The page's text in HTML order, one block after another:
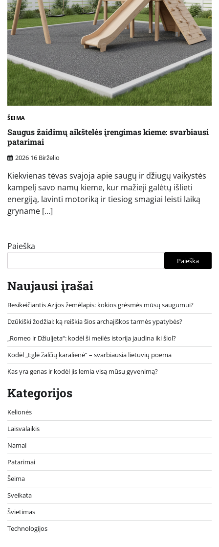
ŠEIMA
Saugus žaidimų aikštelės įrengimas kieme: svarbiausi
patarimai
2026 16 Birželio
Kiekvienas tėvas svajoja apie saugų ir džiugų vaikystės
kampelį savo namų kieme, kur mažieji galėtų išlieti
energiją, lavinti motoriką ir tiesiog smagiai leisti laiką
gryname […]
Paieška
Paieška
Naujausi įrašai
Besikeičiantis Azijos žemėlapis: kokios grėsmės mūsų saugumui?
Dzūkiški žodžiai: ką reiškia šios archajiškos tarmės ypatybės?
„Romeo ir Džiuljeta“: kodėl ši meilės istorija jaudina iki šiol?
Kodėl „Eglė žalčių karalienė“ – svarbiausia lietuvių poema
Kas yra genas ir kodėl jis lemia visą mūsų gyvenimą?
Kategorijos
Kelionės
Laisvalaikis
Namai
Patarimai
Šeima
Sveikata
Švietimas
Technologijos